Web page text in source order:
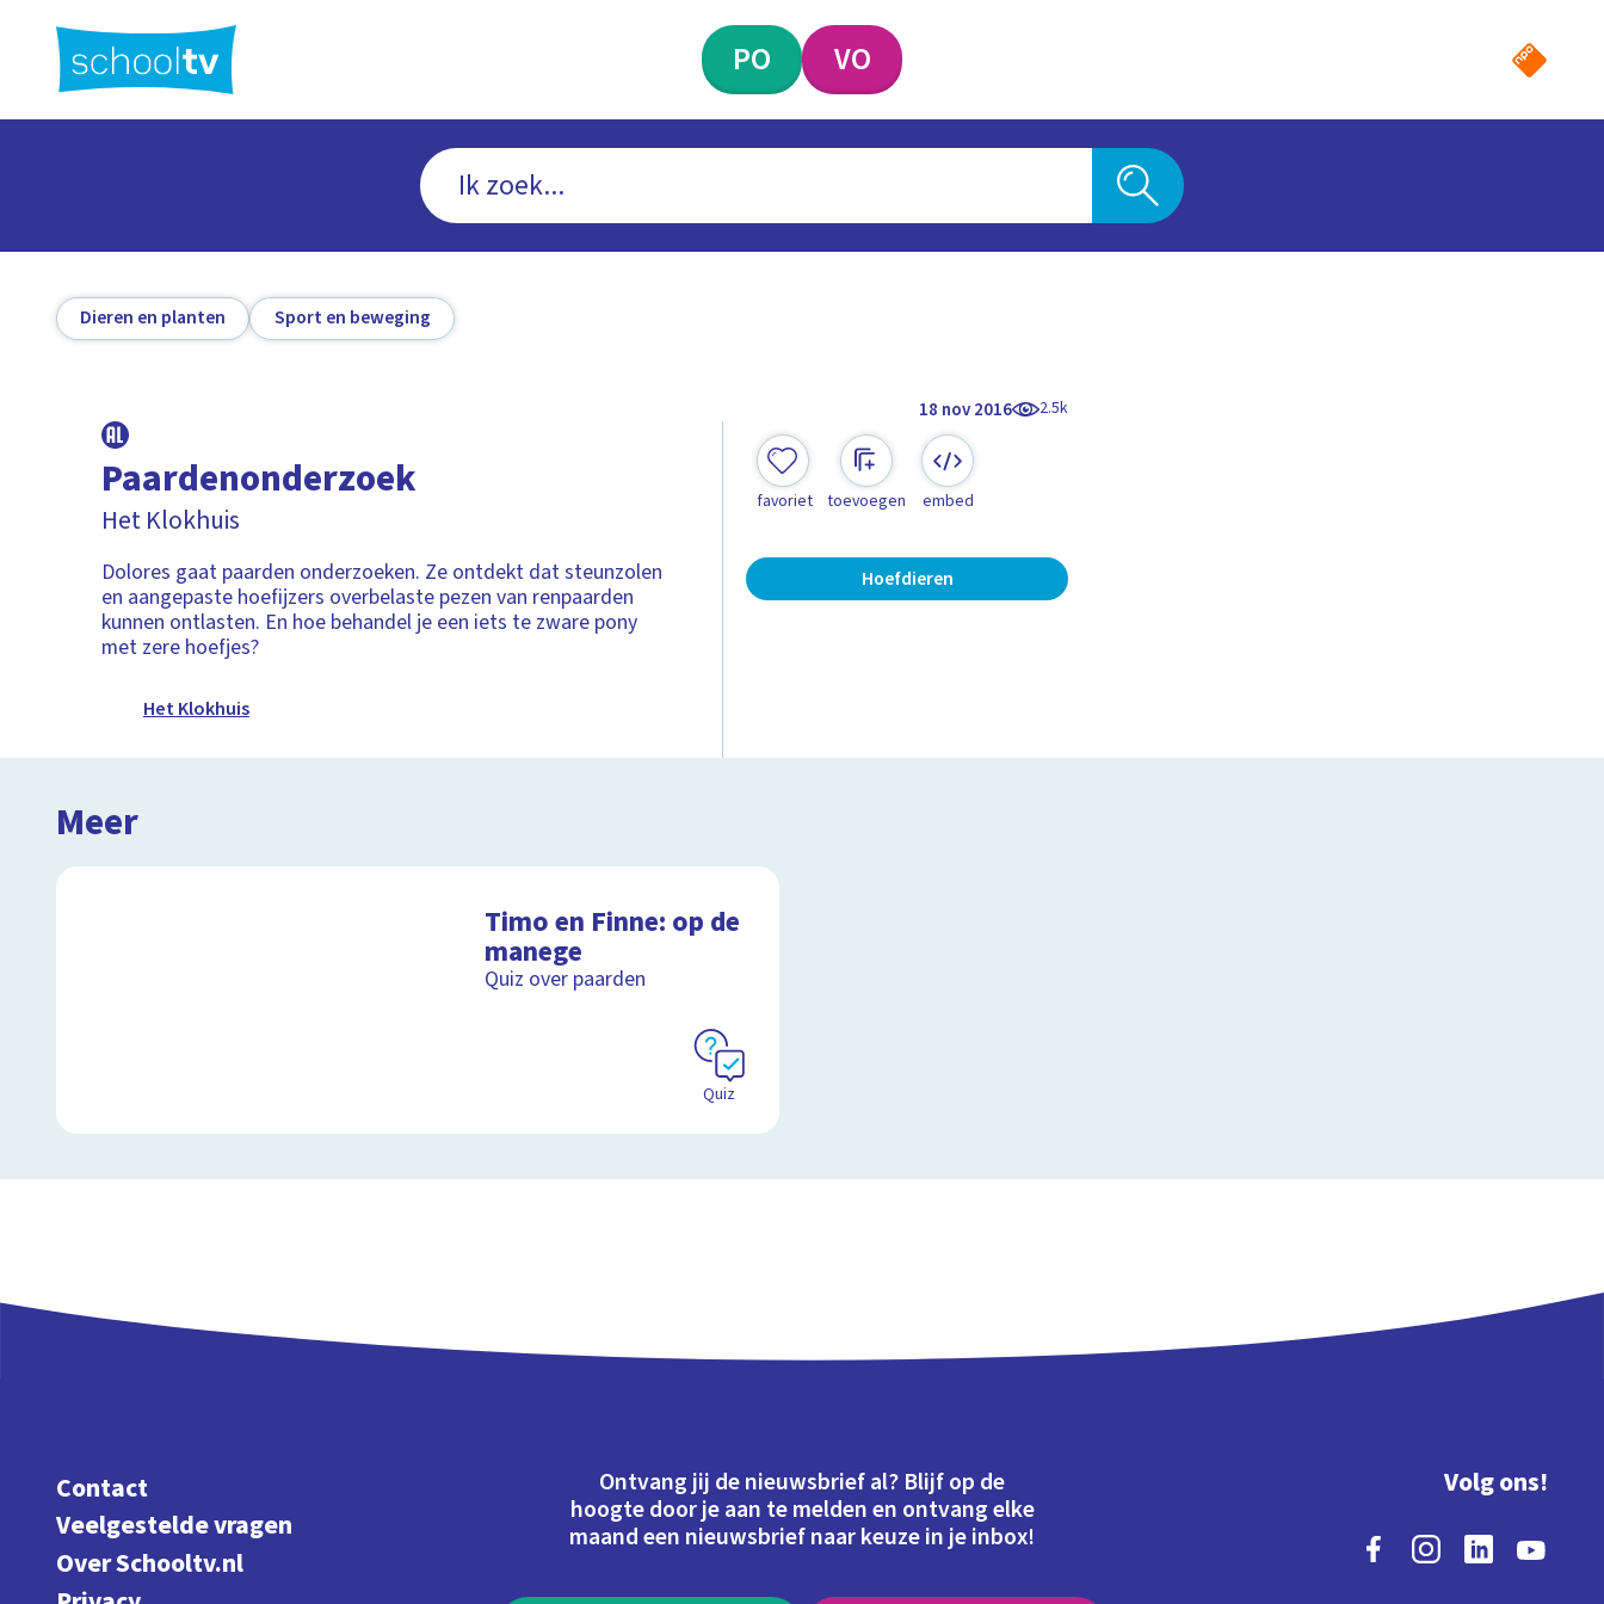
hoofdinhoud
PO VO
Dieren en planten Sport en beweging
18 nov 2016 2.5k
Paardenonderzoek
Het Klokhuis
Dolores gaat paarden onderzoeken. Ze ontdekt dat steunzolen
en aangepaste hoefijzers overbelaste pezen van renpaarden
kunnen ontlasten. En hoe behandel je een iets te zware pony
met zere hoefjes?
Het Klokhuis
favoriet toevoegen embed
Hoefdieren
Meer
Timo en Finne: op de
manege
Quiz over paarden
Quiz
Contact
Veelgestelde vragen
Over Schooltv.nl
Ontvang jij de nieuwsbrief al? Blijf op de
hoogte door je aan te melden en ontvang elke
maand een nieuwsbrief naar keuze in je inbox!
Volg ons!